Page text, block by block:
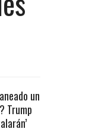
un
Trump